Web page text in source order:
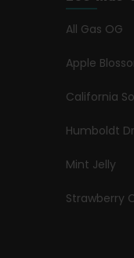
All Gas OG
Apple
California
Humboldt
Mint Jelly
Strawberry